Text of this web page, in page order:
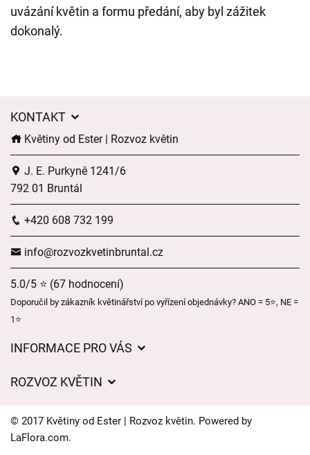
uvázání květin a formu předání, aby byl zážitek
dokonalý.
KONTAKT
Květiny od Ester | Rozvoz květin
J. E. Purkyně 1241/6
792 01 Bruntál
+420 608 732 199
info@rozvozkvetinbruntal.cz
5.0/5 ⭐ (67 hodnocení)
Doporučil by zákazník květinářství po vyřízení objednávky? ANO = 5⭐, NE =
1⭐
INFORMACE PRO VÁS
O nás
Ochrana osobních údajů
ROZVOZ KVĚTIN
Kam doručujeme květiny
© 2017 Květiny od Ester | Rozvoz květin. Powered by
LaFlora.com.